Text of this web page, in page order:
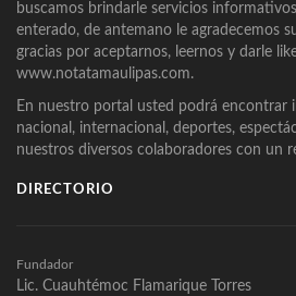
buscamos brindarle servicios
enterado, de antemano le agradecemos
gracias por aceptarnos, leernos y darle
www.notatamaulipas.com.
En nuestro portal usted podrá encontrar
nacional, internacional, deportes,
nuestros diversos colaboradores con un
DIRECTORIO
Fundador
Lic. Cuauhtémoc Flamarique Torres